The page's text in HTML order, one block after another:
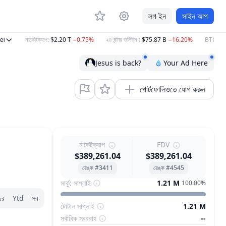
লগ ইন সাইন আপ
মার্কেটক্যাপ:$2.20 T−0.75% ২৪ ঘন্টার ভলিউম:$75.87 B−16.20% BTC:
Jesus is back? Your Ad Here
পোর্টফোলিওতে যোগ করুন
Ytd সব
মার্কেটক্যাপ
$389,261.04
রেঙ্ক #3411
FDV
$389,261.04
রেঙ্ক #4545
সার্কু: সাপ্লাই 1.21 M 100.00%
টোটাল সাপ্লাই
1.21 M
সর্বাধিক সরবরাহ
--